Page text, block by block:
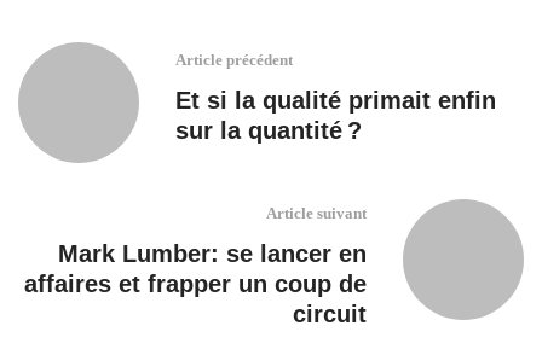
Article précédent
Et si la qualité primait enfin
sur la quantité ?
Article suivant
Mark Lumber: se lancer en
affaires et frapper un coup de
circuit